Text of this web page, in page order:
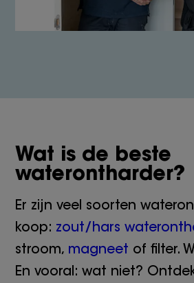
Wat is de beste
waterontharder?
Er zijn veel soorten
koop: zout/hars
stroom, magneet of filter.
En vooral: wat niet?